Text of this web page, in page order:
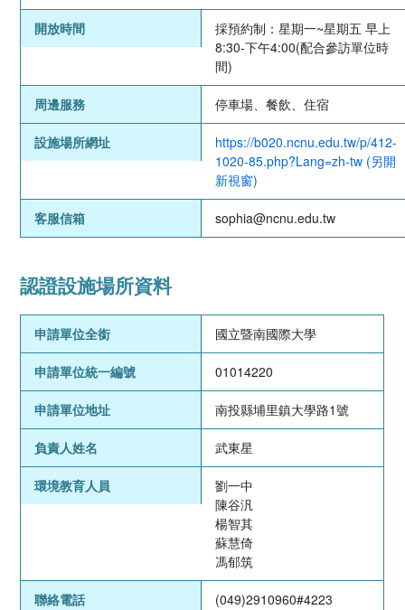
開放時間
採預約制：星期一~星期五 早上
8:30-下午4:00(配合參訪單位時
間)
周邊服務 停車場、餐飲、住宿
設施場所網址
https://b020.ncnu.edu.tw/p/412-
1020-85.php?Lang=zh-tw (另開
新視窗)
客服信箱 sophia@ncnu.edu.tw
認證設施場所資料
申請單位全銜 國立暨南國際大學
申請單位統一編號 01014220
申請單位地址 南投縣埔里鎮大學路1號
負責人姓名 武東星
環境教育人員
劉一中
陳谷汎
楊智其
蘇慧倚
馮郁筑
聯絡電話 (049)2910960#4223